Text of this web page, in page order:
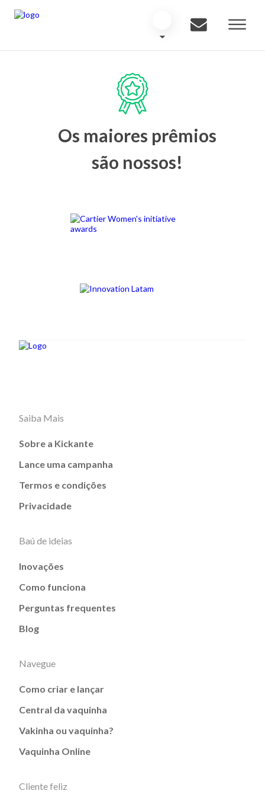
Os maiores prêmios
são nossos!
Saiba Mais
Sobre a Kickante
Lance uma campanha
Termos e condições
Privacidade
Baú de ideias
Inovações
Como funciona
Perguntas frequentes
Blog
Navegue
Como criar e lançar
Central da vaquinha
Vakinha ou vaquinha?
Vaquinha Online
Cliente feliz